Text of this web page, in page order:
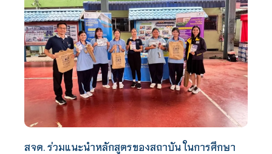
สจด. ร่วมแนะนำหลักสูตรของสถาบัน ในการศึกษา